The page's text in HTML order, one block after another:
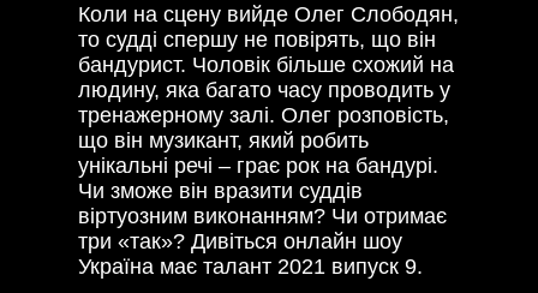
Коли на сцену вийде Олег Слободян,
то судді спершу не повірять, що він
бандурист. Чоловік більше схожий на
людину, яка багато часу проводить у
тренажерному залі. Олег розповість,
що він музикант, який робить
унікальні речі – грає рок на бандурі.
Чи зможе він вразити суддів
віртуозним виконанням? Чи отримає
три «так»? Дивіться онлайн шоу
Україна має талант 2021 випуск 9.